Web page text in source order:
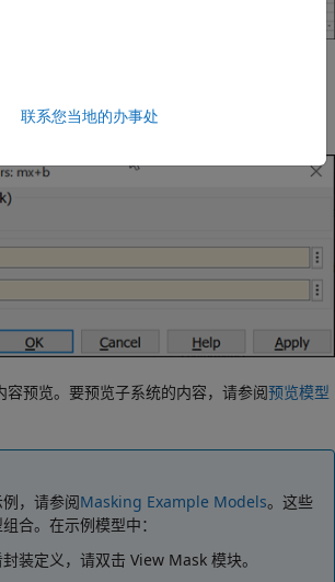
了斜率和截距字段，分别对应于变量
容预览。要预览子系统的内容，请参阅预览模型
，请参阅Masking Example Models。这些
合。在示例模型中：
装定义，请双击 View Mask 模块。
联系您当地的办事处